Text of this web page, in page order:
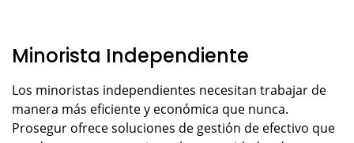
Minorista Independiente
Los minoristas independientes necesitan trabajar de
manera más eficiente y económica que nunca.
Prosegur ofrece soluciones de gestión de efectivo que